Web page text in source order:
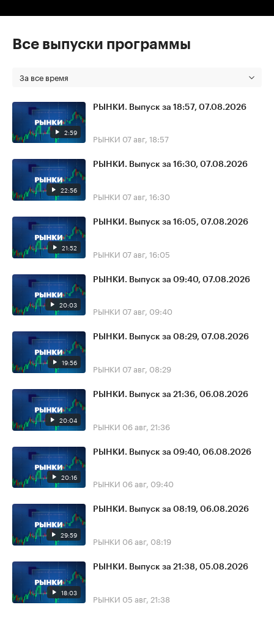
Все выпуски программы
За все время
2:59
РЫНКИ. Выпуск за 18:57, 07.08.2026
РЫНКИ 07 авг, 18:57
22:56
РЫНКИ. Выпуск за 16:30, 07.08.2026
РЫНКИ 07 авг, 16:30
21:52
РЫНКИ. Выпуск за 16:05, 07.08.2026
РЫНКИ 07 авг, 16:05
20:03
РЫНКИ. Выпуск за 09:40, 07.08.2026
РЫНКИ 07 авг, 09:40
19:56
РЫНКИ. Выпуск за 08:29, 07.08.2026
РЫНКИ 07 авг, 08:29
20:04
РЫНКИ. Выпуск за 21:36, 06.08.2026
РЫНКИ 06 авг, 21:36
20:16
РЫНКИ. Выпуск за 09:40, 06.08.2026
РЫНКИ 06 авг, 09:40
29:59
РЫНКИ. Выпуск за 08:19, 06.08.2026
РЫНКИ 06 авг, 08:19
18:03
РЫНКИ. Выпуск за 21:38, 05.08.2026
РЫНКИ 05 авг, 21:38